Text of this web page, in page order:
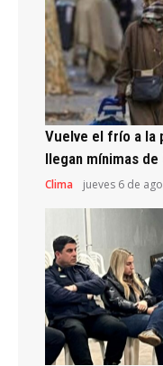
Vuelve el frío a la
llegan mínimas de
Clima jueves 6 de